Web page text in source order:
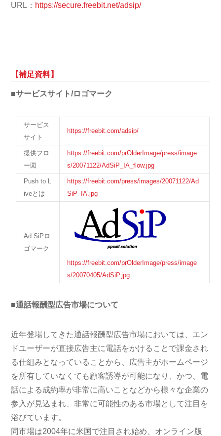
URL： https://secure.freebit.net/adsip/
【補足資料】
■サービスサイト/ロゴマーク
サービス
サイト
https://freebit.com/adsip/
提供フロ
ー図
https://freebit.com/prOlderImage/press/image
s/20071122/AdSiP_IA_flow.jpg
Push to L
iveとは
https://freebit.com/press/images/20071122/Ad
SiP_IA.jpg
Ad SiPロ
ゴマーク
https://freebit.com/prOlderImage/press/image
s/20070405/AdSiP.jpg
■通話報酬型広告市場について
近年登場してきた通話報酬型広告市場においては、エン
ドユーザーが直接広告主に電話をかけることで課金され
る仕組みとなっていることから、広告主がホームページ
を所有していなくても顧客誘導が可能になり、かつ、電
話による成約率が非常に高いことなどから様々な企業の
参入が見込まれ、非常に可能性のある市場として注目を
浴びています。
同市場は2004年に米国で注目され始め、オンライン版